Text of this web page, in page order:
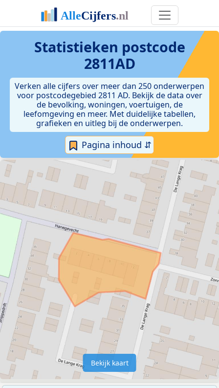
Statistieken postcode
2811AD
Verken alle cijfers over meer dan 250 onderwerpen
voor postcodegebied 2811 AD. Bekijk de data over
de bevolking, woningen, voertuigen, de
leefomgeving en meer. Met duidelijke tabellen,
grafieken en uitleg bij de onderwerpen.
Pagina inhoud ⇵
Bekijk kaart